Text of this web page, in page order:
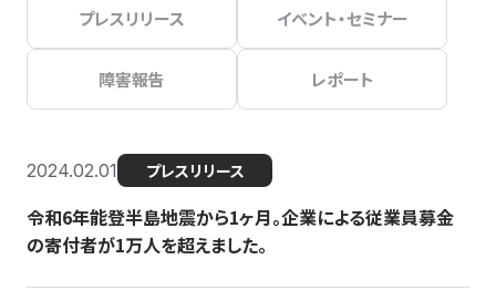
プレスリリース イベント・セミナー
障害報告 レポート
2024.02.01 プレスリリース
令和6年能登半島地震から1ヶ月。企業による従業員募金
の寄付者が1万人を超えました。